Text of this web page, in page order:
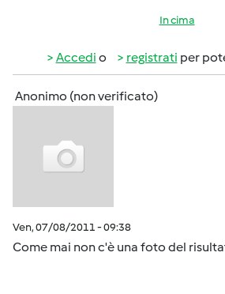
In cima
Accedi o registrati per
Anonimo (non verificato)
Ven, 07/08/2011 - 09:38
Come mai non c'è una foto del